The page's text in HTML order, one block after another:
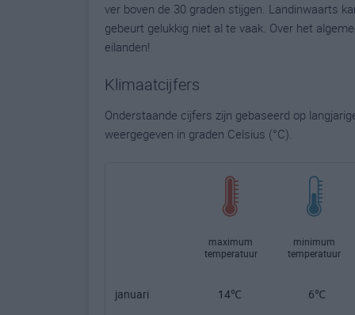
ver boven de 30 graden stijgen. Landinwaarts
gebeurt gelukkig niet al te vaak. Over het
eilanden!
Klimaatcijfers
Onderstaande cijfers zijn gebaseerd op
weergegeven in graden Celsius (°C).
maximum
temperatuur
minimum
temperatuur
januari 14℃ 6℃